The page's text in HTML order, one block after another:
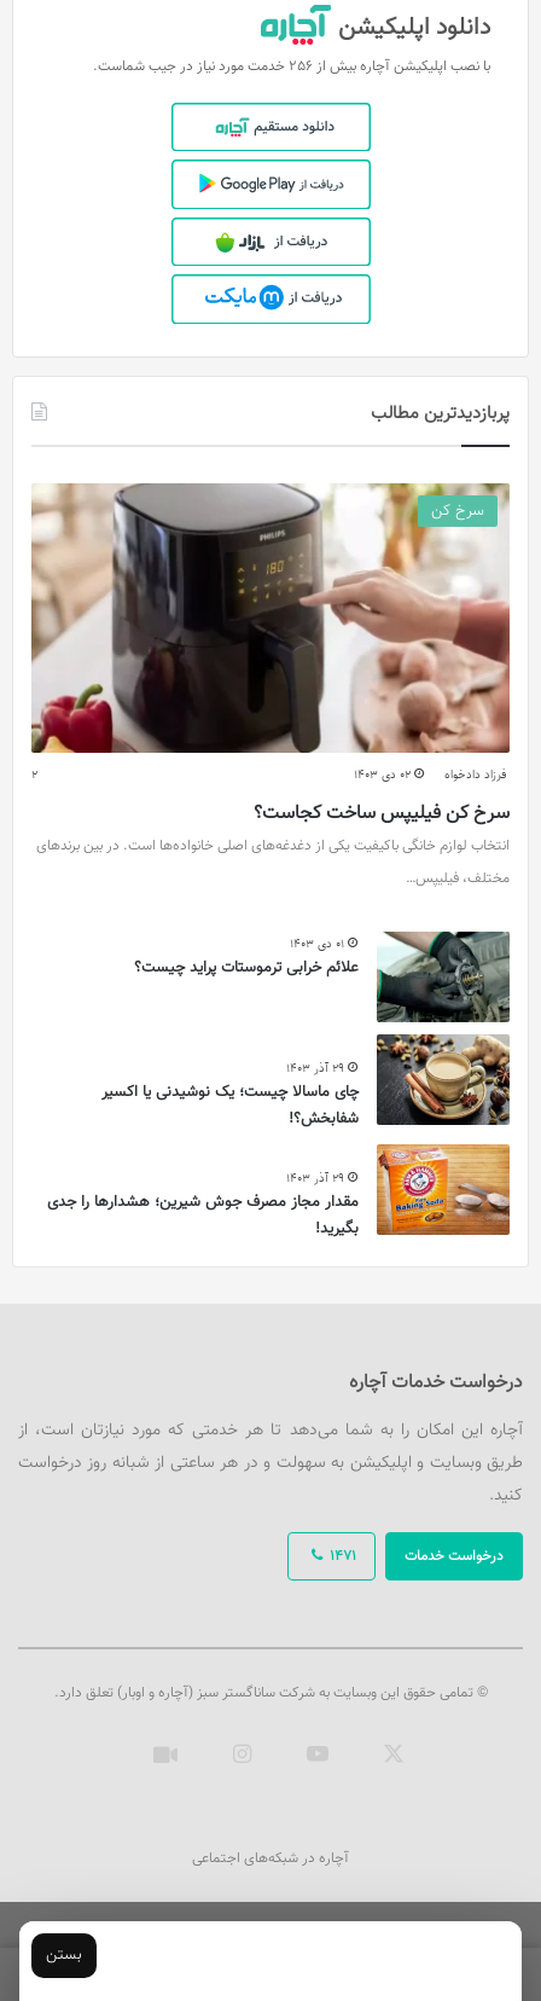
دانلود اپلیکیشن
با نصب اپلیکیشن آچاره بیش از 256 خدمت مورد نیاز در جیب شماست.
پربازدیدترین مطالب
سرخ کن
فرزاد دادخواه 02 دی 1403 2
سرخ کن فیلیپس ساخت کجاست؟
انتخاب لوازم خانگی باکیفیت یکی از دغدغه‌های اصلی خانواده‌ها است. در بین برندهای
مختلف، فیلیپس…
01 دی 1403
علائم خرابی ترموستات پراید چیست؟
29 آذر 1403
چای ماسالا چیست؛ یک نوشیدنی یا اکسیر
شفابخش؟!
29 آذر 1403
مقدار مجاز مصرف جوش شیرین؛ هشدارها را جدی
بگیرید!
درخواست خدمات آچاره
آچاره این امکان را به شما می‌دهد تا هر خدمتی که مورد نیازتان است، از
طریق وبسایت و اپلیکیشن به سهولت و در هر ساعتی از شبانه روز درخواست
کنید.
1471 درخواست خدمات
© تمامی حقوق این وبسایت به شرکت ساناگستر سبز (آچاره و اوبار) تعلق دارد.
یوتیوب اینستاگرام
آچاره در شبکه‌های اجتماعی
بستن